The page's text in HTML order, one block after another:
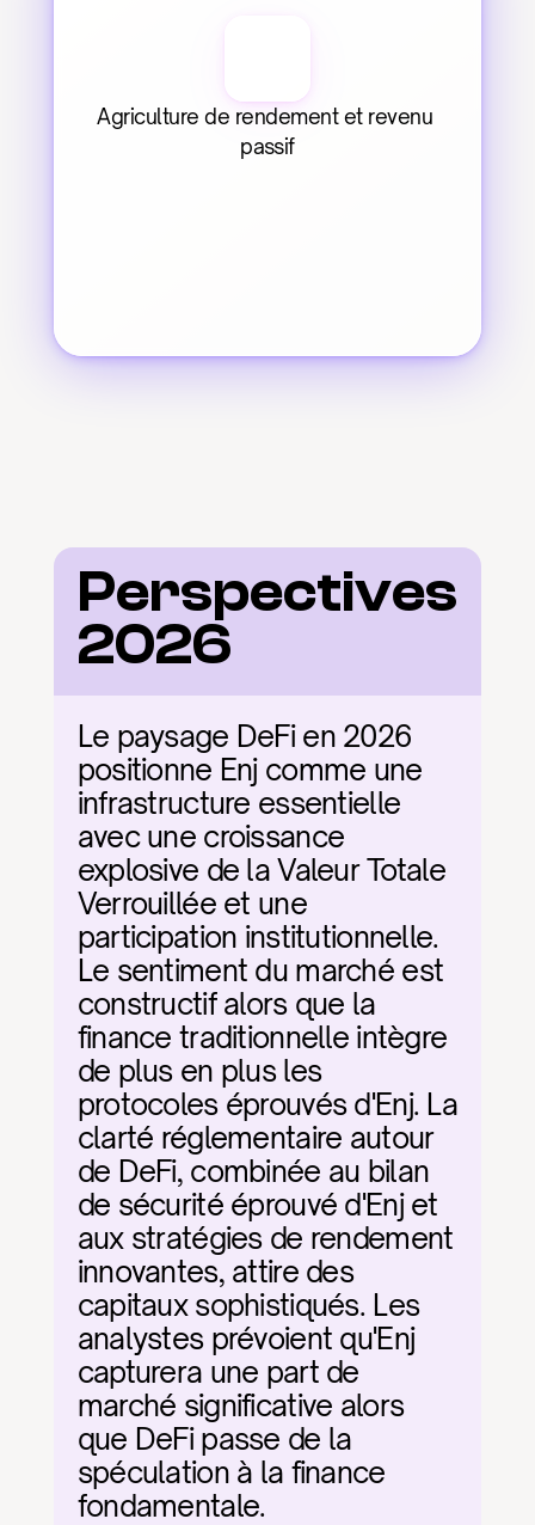
Agriculture de rendement et revenu
passif
Perspectives
2026
Le paysage DeFi en 2026
positionne Enj comme une
infrastructure essentielle
avec une croissance
explosive de la Valeur Totale
Verrouillée et une
participation institutionnelle.
Le sentiment du marché est
constructif alors que la
finance traditionnelle intègre
de plus en plus les
protocoles éprouvés d'Enj. La
clarté réglementaire autour
de DeFi, combinée au bilan
de sécurité éprouvé d'Enj et
aux stratégies de rendement
innovantes, attire des
capitaux sophistiqués. Les
analystes prévoient qu'Enj
capturera une part de
marché significative alors
que DeFi passe de la
spéculation à la finance
fondamentale.